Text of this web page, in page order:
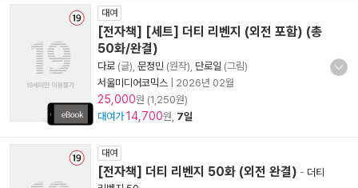
대여
[전자책] [세트] 더티 리벤지 (외전 포함) (총
50화/완결)
다로 (글), 문정민 (원작), 단로일 (그림)
서울미디어코믹스
2026년 02월
25,000원 (1,250원)
대여가 14,700원, 7일
대여
[전자책] 더티 리벤지 50화 (외전 완결) - 더티